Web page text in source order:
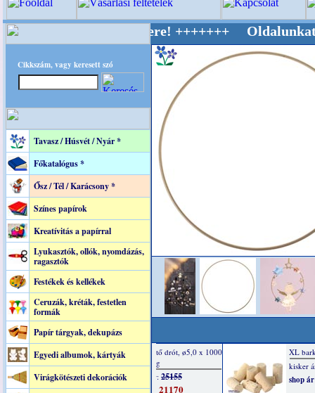
Cikkszám, vagy keresett szó
Tavasz / Húsvét / Nyár *
Főkatalógus *
Ősz / Tél / Karácsony *
Színes papírok
Kreatívitás a papírral
Lyukasztók, ollók, nyomdázás,
ragasztók
Festékek és kellékek
Ceruzák, kréták, festetlen
formák
Papír tárgyak, dekupázs
Egyedi albumok, kártyák
Virágkötészeti dekorációk
Világ Mestere! +++++++ Oldalunkat